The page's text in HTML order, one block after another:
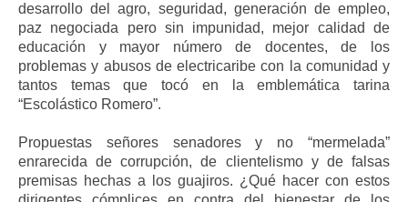
desarrollo del agro, seguridad, generación de empleo,
paz negociada pero sin impunidad, mejor calidad de
educación y mayor número de docentes, de los
problemas y abusos de electricaribe con la comunidad y
tantos temas que tocó en la emblemática tarina
“Escolástico Romero”.
Propuestas señores senadores y no “mermelada”
enrarecida de corrupción, de clientelismo y de falsas
premisas hechas a los guajiros. ¿Qué hacer con estos